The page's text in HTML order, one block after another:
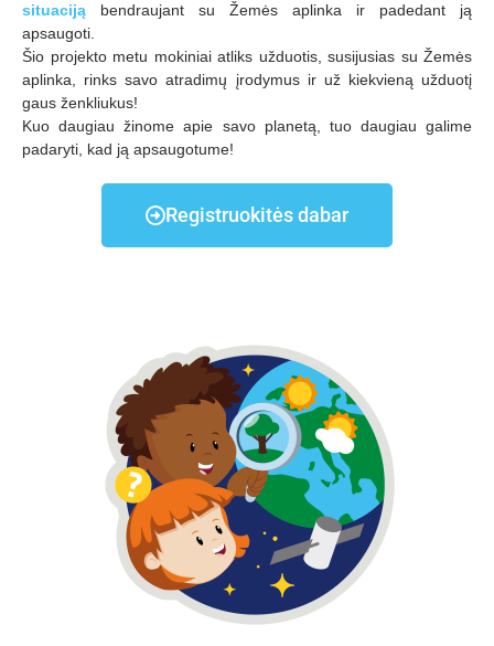
situaciją
bendraujant su Žemės aplinka ir padedant ją
apsaugoti.
Šio projekto metu mokiniai atliks užduotis, susijusias su Žemės
aplinka, rinks savo atradimų įrodymus ir už kiekvieną užduotį
gaus ženkliukus!
Kuo daugiau žinome apie savo planetą, tuo daugiau galime
padaryti, kad ją apsaugotume!
Registruokitės dabar